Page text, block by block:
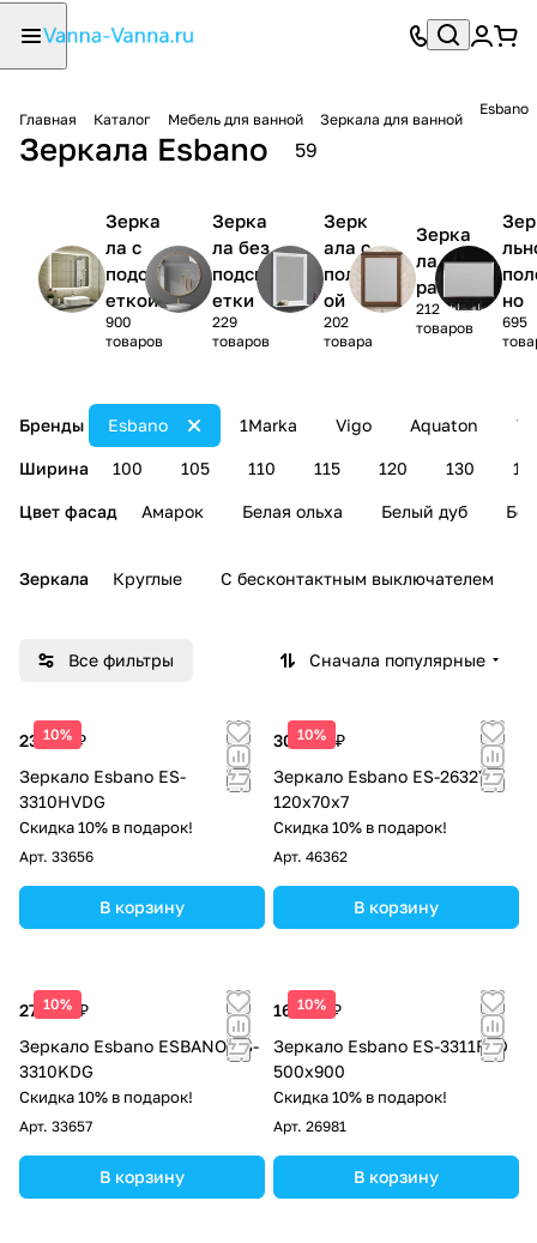
Главная Каталог Мебель для ванной Зеркала для ванной
Esbano
Зеркала Esbano 59
Зерка
ла с
подсв
еткой
900
товаров
Зерка
ла без
подсв
етки
229
товаров
Зерк
ала с
полк
ой
202
товара
Зерка
ла в
раме
212
товаров
но
695
Бренды 1Marka Vigo Aquaton
Esbano
Ширина 100 105 110 115 120 130
Цвет фасад Амарок Белая ольха Белый дуб
Зеркала Круглые С бесконтактным выключателем
Все фильтры Сначала популярные
10%
23 120 ₽
Зеркало Esbano ES-
3310HVDG
Скидка 10% в подарок!
Арт. 33656
В корзину
10%
30 600 ₽
Зеркало Esbano ES-2632YD
120x70х7
Скидка 10% в подарок!
Арт. 46362
В корзину
10%
27 880 ₽
Зеркало Esbano ESBANO ES-
3310KDG
Скидка 10% в подарок!
Арт. 33657
В корзину
10%
16 320 ₽
Зеркало Esbano ES-3311FVD
500х900
Скидка 10% в подарок!
Арт. 26981
В корзину